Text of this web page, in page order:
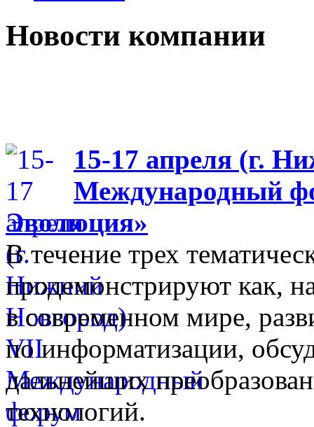
Новости компании
15-17 апреля (г.
Международный
Эволюция»
В течение трех
продемонстрируют как,
в современном мире,
по информатизации,
дальнейших
технологий.